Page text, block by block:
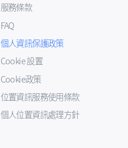
服務條款
FAQ
個人資訊保護政策
Cookie 設置
Cookie政策
位置資訊服務使用條款
個人位置資訊處理方針